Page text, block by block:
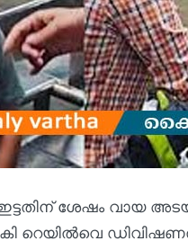
ശേഷം വായ